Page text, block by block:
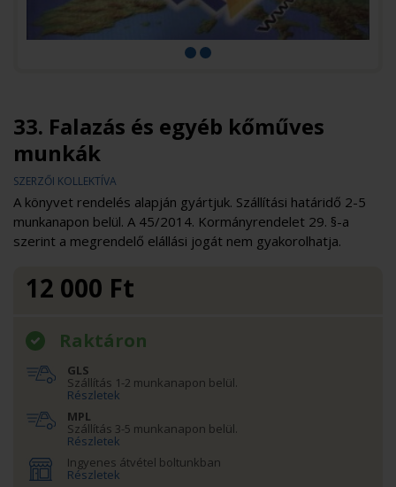
33. Falazás és egyéb kőműves
munkák
SZERZŐI KOLLEKTÍVA
A könyvet rendelés alapján gyártjuk. Szállítási határidő 2-5
munkanapon belül. A 45/2014. Kormányrendelet 29. §-a
szerint a megrendelő elállási jogát nem gyakorolhatja.
12 000 Ft
Raktáron
GLS
Szállítás 1-2 munkanapon belül.
Részletek
MPL
Szállítás 3-5 munkanapon belül.
Részletek
Ingyenes átvétel boltunkban
Részletek